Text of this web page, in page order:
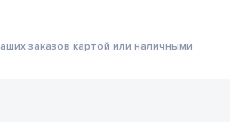
заказов картой или наличными